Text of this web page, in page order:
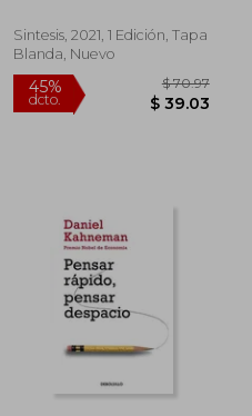
$ 60.02
$ 33.01
Hernandez
Sintesis, 2021, 1 Edición, Tapa
Blanda, Nuevo